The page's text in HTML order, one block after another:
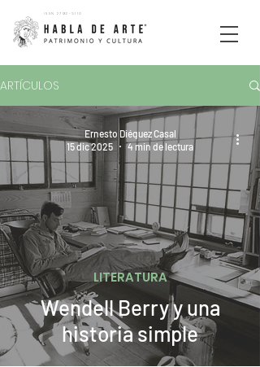
ISSN 2792-5110
ARTÍCULOS
Wendell Berry y una
historia simple
LITERATURA
Ernesto Diéguez Casal
15 dic 2025
4 min de lectura